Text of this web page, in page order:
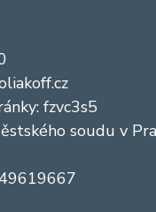
fzvc3s5
soudu v